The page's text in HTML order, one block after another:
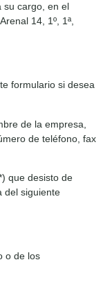
su cargo, en el
14, 1º, 1ª,
formulario si desea
de la empresa,
de teléfono, fax
que desisto de
del siguiente
o de los